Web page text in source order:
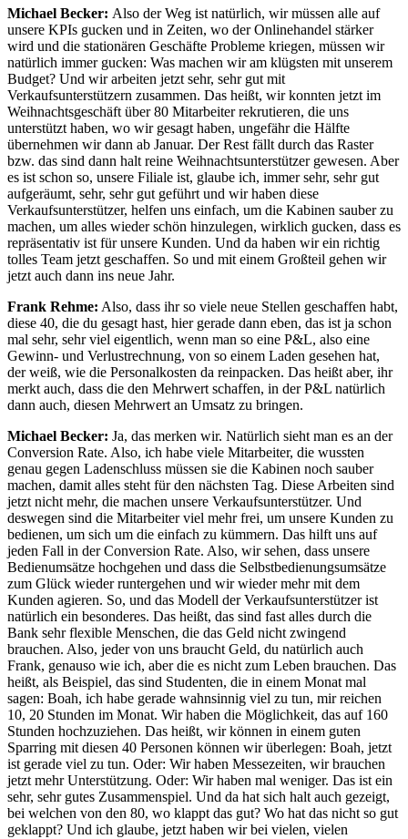
Michael Becker: Also der Weg ist natürlich, wir müssen alle auf
unsere KPIs gucken und in Zeiten, wo der Onlinehandel stärker
wird und die stationären Geschäfte Probleme kriegen, müssen wir
natürlich immer gucken: Was machen wir am klügsten mit unserem
Budget? Und wir arbeiten jetzt sehr, sehr gut mit
Verkaufsunterstützern zusammen. Das heißt, wir konnten jetzt im
Weihnachtsgeschäft über 80 Mitarbeiter rekrutieren, die uns
unterstützt haben, wo wir gesagt haben, ungefähr die Hälfte
übernehmen wir dann ab Januar. Der Rest fällt durch das Raster
bzw. das sind dann halt reine Weihnachtsunterstützer gewesen. Aber
es ist schon so, unsere Filiale ist, glaube ich, immer sehr, sehr gut
aufgeräumt, sehr, sehr gut geführt und wir haben diese
Verkaufsunterstützer, helfen uns einfach, um die Kabinen sauber zu
machen, um alles wieder schön hinzulegen, wirklich gucken, dass es
repräsentativ ist für unsere Kunden. Und da haben wir ein richtig
tolles Team jetzt geschaffen. So und mit einem Großteil gehen wir
jetzt auch dann ins neue Jahr.
Frank Rehme: Also, dass ihr so viele neue Stellen geschaffen habt,
diese 40, die du gesagt hast, hier gerade dann eben, das ist ja schon
mal sehr, sehr viel eigentlich, wenn man so eine P&L, also eine
Gewinn- und Verlustrechnung, von so einem Laden gesehen hat,
der weiß, wie die Personalkosten da reinpacken. Das heißt aber, ihr
merkt auch, dass die den Mehrwert schaffen, in der P&L natürlich
dann auch, diesen Mehrwert an Umsatz zu bringen.
Michael Becker: Ja, das merken wir. Natürlich sieht man es an der
Conversion Rate. Also, ich habe viele Mitarbeiter, die wussten
genau gegen Ladenschluss müssen sie die Kabinen noch sauber
machen, damit alles steht für den nächsten Tag. Diese Arbeiten sind
jetzt nicht mehr, die machen unsere Verkaufsunterstützer. Und
deswegen sind die Mitarbeiter viel mehr frei, um unsere Kunden zu
bedienen, um sich um die einfach zu kümmern. Das hilft uns auf
jeden Fall in der Conversion Rate. Also, wir sehen, dass unsere
Bedienumsätze hochgehen und dass die Selbstbedienungsumsätze
zum Glück wieder runtergehen und wir wieder mehr mit dem
Kunden agieren. So, und das Modell der Verkaufsunterstützer ist
natürlich ein besonderes. Das heißt, das sind fast alles durch die
Bank sehr flexible Menschen, die das Geld nicht zwingend
brauchen. Also, jeder von uns braucht Geld, du natürlich auch
Frank, genauso wie ich, aber die es nicht zum Leben brauchen. Das
heißt, als Beispiel, das sind Studenten, die in einem Monat mal
sagen: Boah, ich habe gerade wahnsinnig viel zu tun, mir reichen
10, 20 Stunden im Monat. Wir haben die Möglichkeit, das auf 160
Stunden hochzuziehen. Das heißt, wir können in einem guten
Sparring mit diesen 40 Personen können wir überlegen: Boah, jetzt
ist gerade viel zu tun. Oder: Wir haben Messezeiten, wir brauchen
jetzt mehr Unterstützung. Oder: Wir haben mal weniger. Das ist ein
sehr, sehr gutes Zusammenspiel. Und da hat sich halt auch gezeigt,
bei welchen von den 80, wo klappt das gut? Wo hat das nicht so gut
geklappt? Und ich glaube, jetzt haben wir bei vielen, vielen